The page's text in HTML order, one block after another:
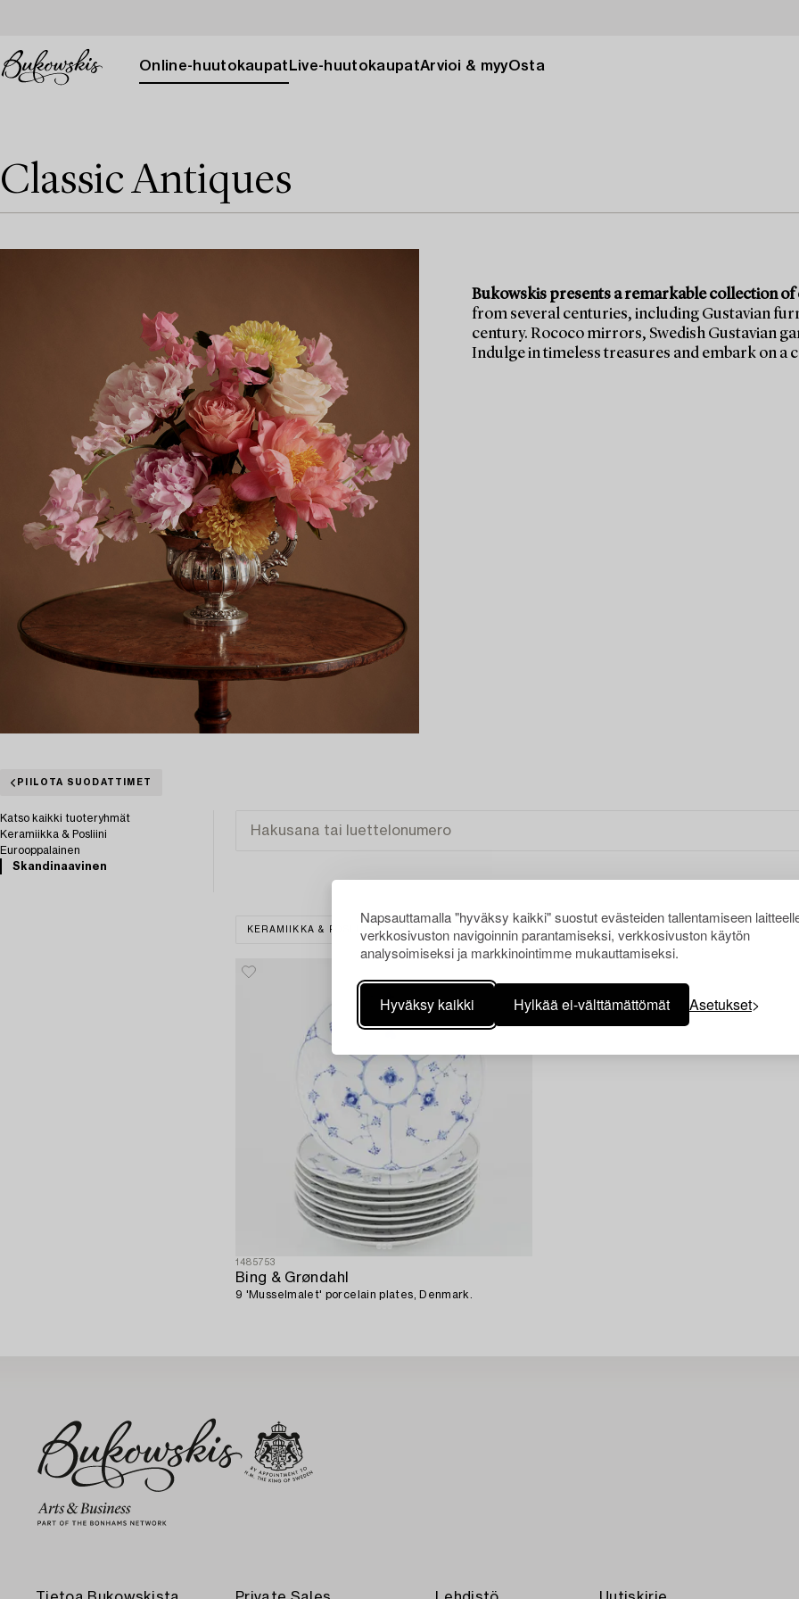
Napsauttamalla "hyväksy kaikki" suostut evästeiden tallentamiseen
verkkosivuston navigoinnin parantamiseksi, verkkosivuston käytön
analysoimiseksi ja markkinointimme mukauttamiseksi.
Hyväksy kaikki Hylkää ei-välttämättömät Asetukset
Online-huutokaupat Live-huutokaupatArvioi & myyOsta
Classic Antiques
Bukowskis presents a remarkable collection of
from several centuries, including Gustavian
century. Rococo mirrors, Swedish Gustavian
Indulge in timeless treasures and embark on
PIILOTA SUODATTIMET
Katso kaikki tuoteryhmät
Keramiikka & Posliini
Eurooppalainen
Skandinaavinen
KERAMIIKKA & POSLIINI SKANDINAAVINEN TYHJENNÄ KAIKKI
1485753
Bing & Grøndahl
9 'Musselmalet' porcelain plates, Denmark.